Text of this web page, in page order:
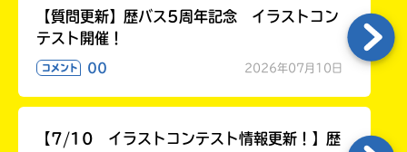
【質問更新】歴バス5周年記念 イラストコン
テスト開催！
コメント 00 2026年07月10日
【7/10 イラストコンテスト情報更新！】歴